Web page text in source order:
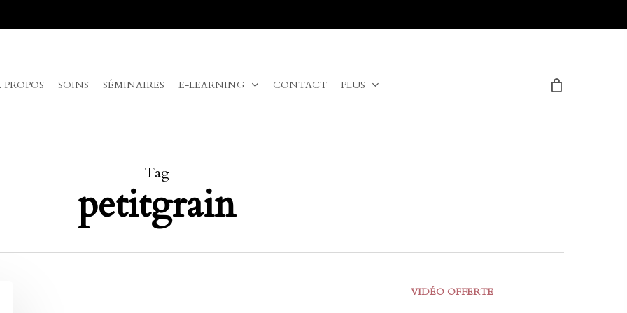
PROPOS SOINS SÉMINAIRES E-LEARNING CONTACT PLUS
Tag
petitgrain
VIDÉO OFFERTE